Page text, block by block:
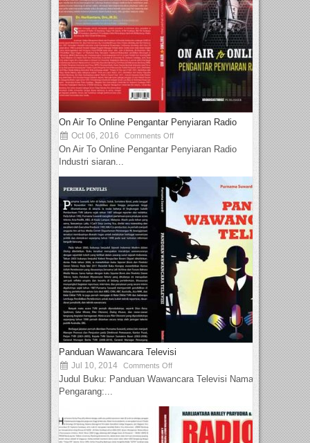
On Air To Online Pengantar Penyiaran Radio
Oct 06, 2016 Comments Off
On Air To Online Pengantar Penyiaran Radio
Industri siaran...
Panduan Wawancara Televisi
Jul 10, 2014 Comments Off
Judul Buku: Panduan Wawancara Televisi Nama
Pengarang:...